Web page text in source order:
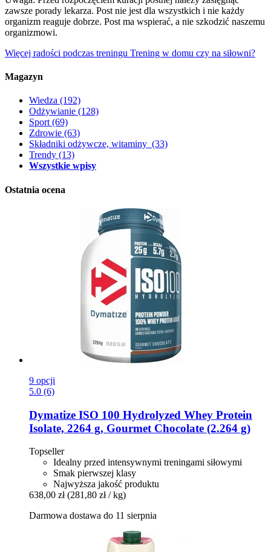
zawsze porady lekarza. Post nie jest dla wszystkich i nie każdy
organizm reaguje dobrze. Post ma wspierać, a nie szkodzić naszemu
organizmowi.
Więcej radości podczas treningu Trening w domu czy na siłowni?
Magazyn
Wiedza (192)
Odżywianie (128)
Sport(69)
Zdrowie (63)
Składniki odżywcze, witaminy (33)
Trendy (13)
Wszystkie wpisy
Ostatnia ocena
9 opcji
5.0 (6)
Dymatize ISO 100 Hydrolyzed Whey Protein
Isolate, 2264 g, Gourmet Chocolate (2.264 g)
Topseller
Idealny przed intensywnymi treningami siłowymi
Smak pierwszej klasy
Najwyższa jakość produktu
638,00 zł (281,80 zł / kg)
Darmowa dostawa do 11 sierpnia